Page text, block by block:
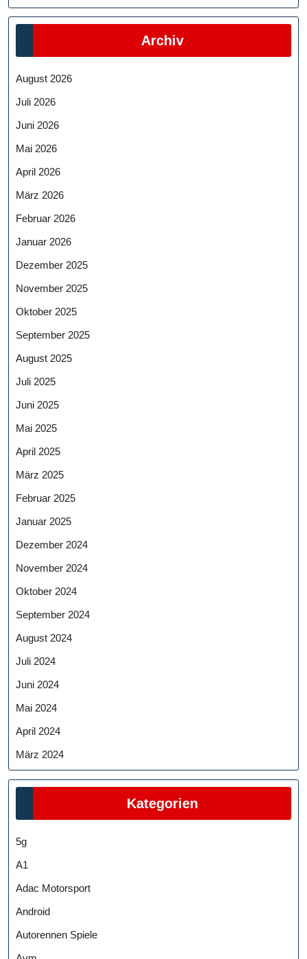
Archiv
August 2026
Juli 2026
Juni 2026
Mai 2026
April 2026
März 2026
Februar 2026
Januar 2026
Dezember 2025
November 2025
Oktober 2025
September 2025
August 2025
Juli 2025
Juni 2025
Mai 2025
April 2025
März 2025
Februar 2025
Januar 2025
Dezember 2024
November 2024
Oktober 2024
September 2024
August 2024
Juli 2024
Juni 2024
Mai 2024
April 2024
März 2024
Kategorien
5g
A1
Adac Motorsport
Android
Autorennen Spiele